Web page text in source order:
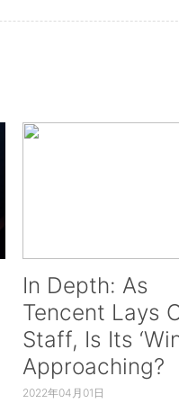
In Depth: As
Tencent Lays
Staff, Is Its
Approaching?
2022年04月01日